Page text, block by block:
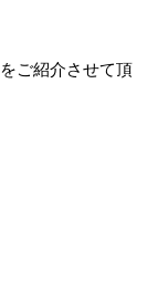
ご紹介させて頂